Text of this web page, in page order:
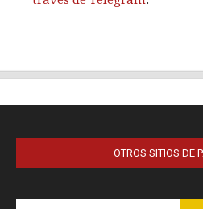
OTROS SITIOS DE